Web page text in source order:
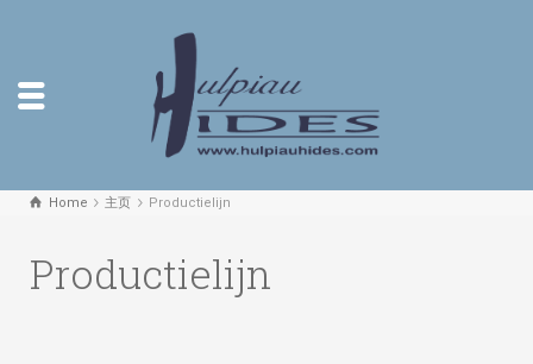
Home 主页 Productielijn
Productielijn